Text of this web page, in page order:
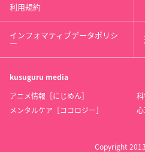
利用規約
インフォマティブデータポリシ
ー
kusuguru media
アニメ情報［にじめん］
メンタルケア［ココロジー］
Copyright